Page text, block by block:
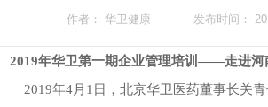
公司新
当前位置 ： 网站首页 > 公司动态
作者： 华卫健康 发布时间：
2019年华卫第一期企业管理培训——走进河
2019年4月1日，北京华卫医药董事长关